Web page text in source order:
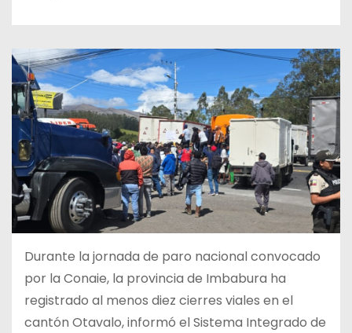
Durante la jornada de paro nacional convocado
por la Conaie, la provincia de Imbabura ha
registrado al menos diez cierres viales en el
cantón Otavalo, informó el Sistema Integrado de